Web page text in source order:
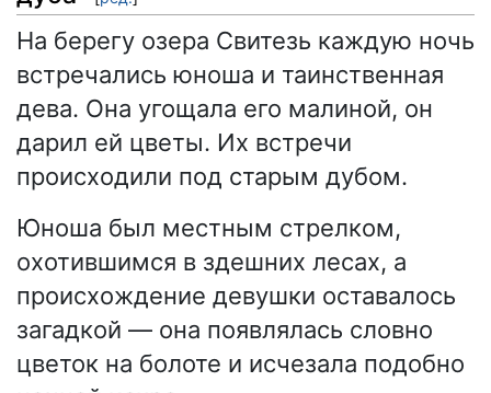
На берегу озера Свитезь каждую ночь
встречались юноша и таинственная
дева. Она угощала его малиной, он
дарил ей цветы. Их встречи
происходили под старым дубом.
Юноша был местным стрелком,
охотившимся в здешних лесах, а
происхождение девушки оставалось
загадкой — она появлялась словно
цветок на болоте и исчезала подобно